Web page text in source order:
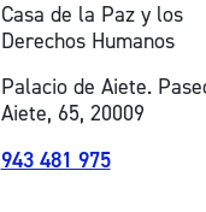
Casa de la Paz y los
Derechos Humanos
Palacio de Aiete.
Aiete, 65, 20009
943 481 975